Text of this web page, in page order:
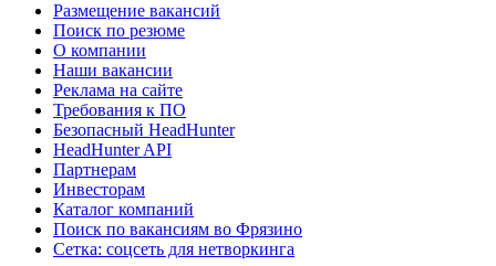
Размещение вакансий
Поиск по резюме
О компании
Наши вакансии
Реклама на сайте
Требования к ПО
Безопасный HeadHunter
HeadHunter API
Партнерам
Инвесторам
Каталог компаний
Поиск по вакансиям во Фрязино
Сетка: соцсеть для нетворкинга